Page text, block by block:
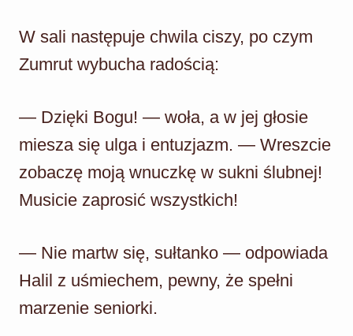
W sali następuje chwila ciszy, po czym
Zumrut wybucha radością:
— Dzięki Bogu! — woła, a w jej głosie
miesza się ulga i entuzjazm. — Wreszcie
zobaczę moją wnuczkę w sukni ślubnej!
Musicie zaprosić wszystkich!
— Nie martw się, sułtanko — odpowiada
Halil z uśmiechem, pewny, że spełni
marzenie seniorki.